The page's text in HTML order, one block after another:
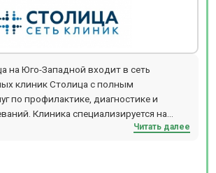
на Юго-Западной входит в сеть
клиник Столица с полным
по профилактике, диагностике и
Клиника специализируется на
Читать далее